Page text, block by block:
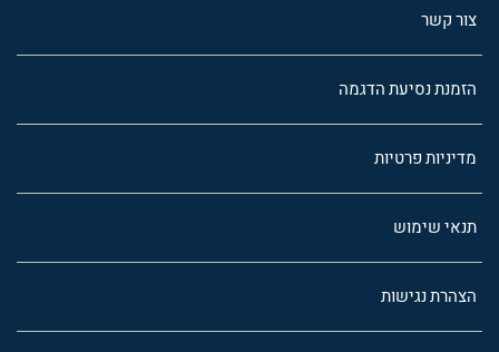
צור קשר
הזמנת נסיעת הדגמה
מדיניות פרטיות
תנאי שימוש
הצהרת נגישות